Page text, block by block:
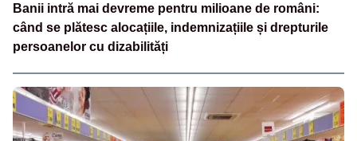
Banii intră mai devreme pentru milioane de români:
când se plătesc alocațiile, indemnizațiile și drepturile
persoanelor cu dizabilități